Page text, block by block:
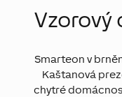
Vzorový
Smarteon v
Kaštanová
chytré